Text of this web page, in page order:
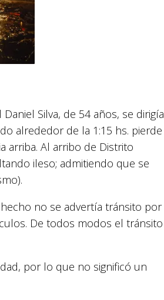
Silva, de 54 años, se dirigía
alrededor de la 1:15 hs. pierde
arriba. Al arribo de Distrito
ileso; admitiendo que se
no se advertía tránsito por
De todos modos el tránsito
por lo que no significó un